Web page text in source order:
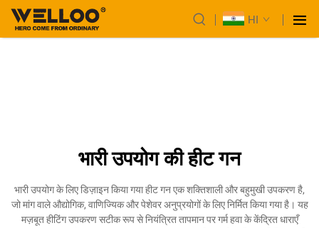
HI
भारी उपयोग की हीट गन
भारी उपयोग के लिए डिज़ाइन किया गया हीट गन एक शक्तिशाली और बहुमुखी उपकरण है,
जो मांग वाले औद्योगिक, वाणिज्यिक और पेशेवर अनुप्रयोगों के लिए निर्मित किया गया है। यह
मज़बूत हीटिंग उपकरण सटीक रूप से नियंत्रित तापमान पर गर्म हवा के केंद्रित धाराएँ